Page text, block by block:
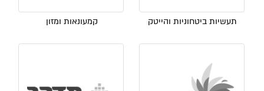
תעשיות ביטחוניות והייטק קמעונאות ומזון